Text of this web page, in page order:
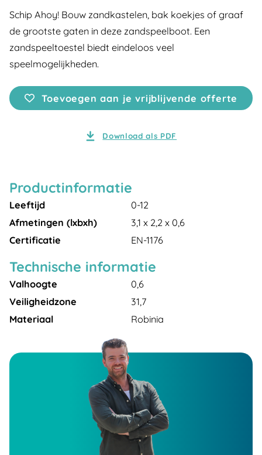
Schip Ahoy! Bouw zandkastelen, bak koekjes of graaf
de grootste gaten in deze zandspeelboot. Een
zandspeeltoestel biedt eindeloos veel
speelmogelijkheden.
Toevoegen aan je vrijblijvende offerte
Download als PDF
Productinformatie
Leeftijd
0-12
Afmetingen (lxbxh)
3,1 x 2,2 x 0,6
Certificatie
EN-1176
Technische informatie
Valhoogte
0,6
Veiligheidzone
31,7
Materiaal
Robinia